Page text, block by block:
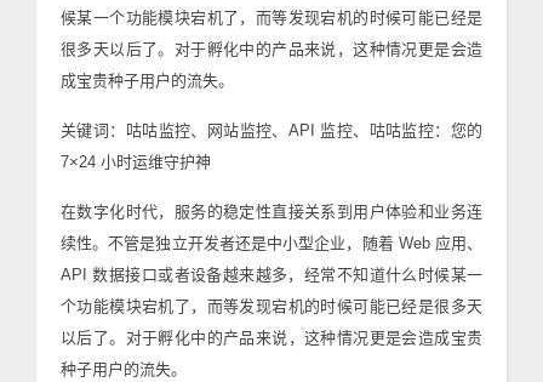
候某一个功能模块宕机了，而等发现宕机的时候可能已经是
很多天以后了。对于孵化中的产品来说，这种情况更是会造
成宝贵种子用户的流失。
关键词：咕咕监控、网站监控、API 监控、咕咕监控：您的
7×24 小时运维守护神
在数字化时代，服务的稳定性直接关系到用户体验和业务连
续性。不管是独立开发者还是中小型企业，随着 Web 应用、
API 数据接口或者设备越来越多，经常不知道什么时候某一
个功能模块宕机了，而等发现宕机的时候可能已经是很多天
以后了。对于孵化中的产品来说，这种情况更是会造成宝贵
种子用户的流失。